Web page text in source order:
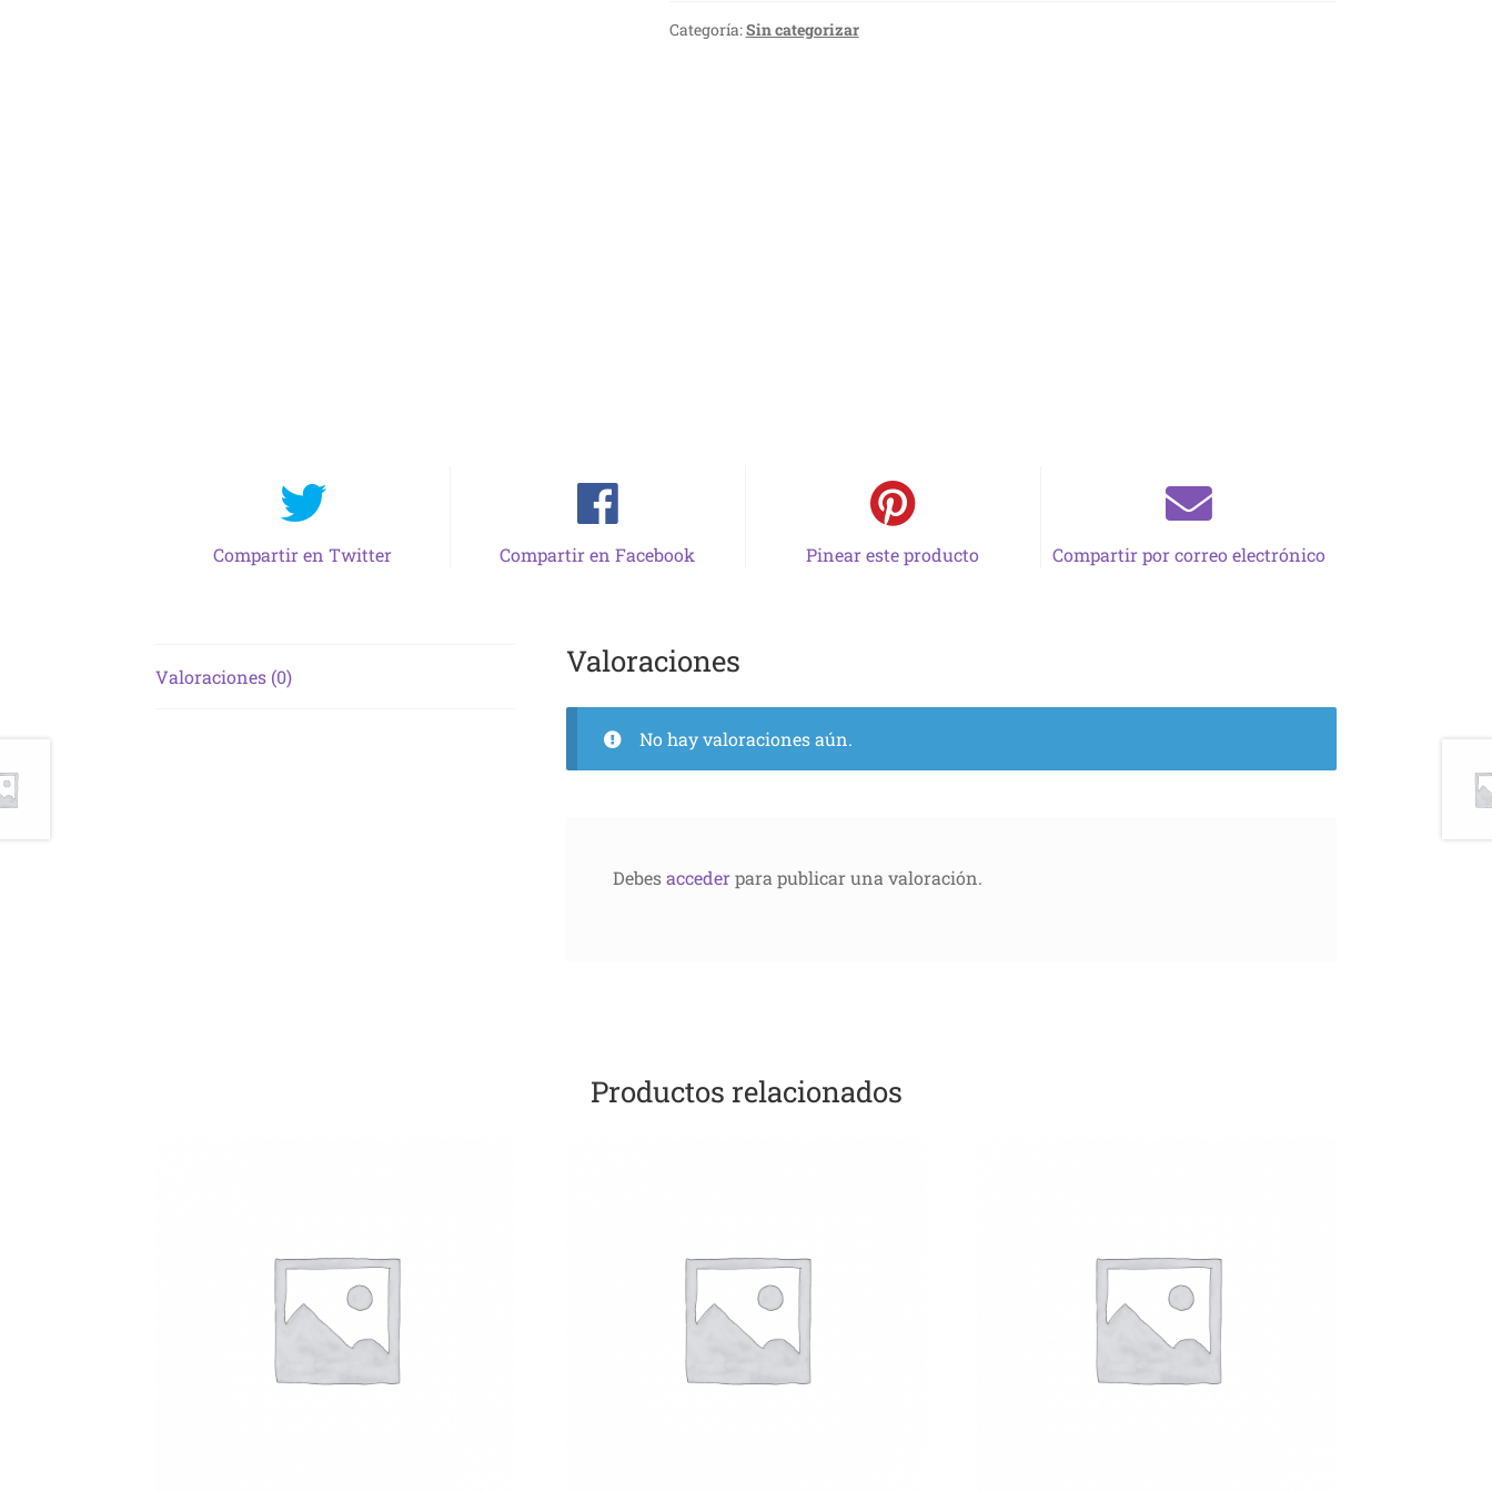
Categoría:Sin categorizar
Compartir en Twitter Compartir en Facebook Pinear este producto Compartir por correo electrónico
Valoraciones (0) Valoraciones
No hay valoraciones aún.
Debesaccederpara publicar una valoración.
Productos relacionados